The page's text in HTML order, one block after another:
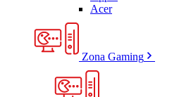
Acer
Zona Gaming